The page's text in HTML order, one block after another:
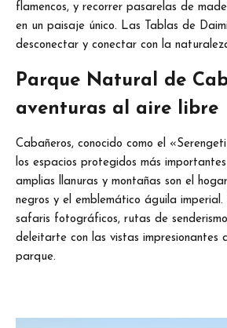
flamencos, y recorrer pasarelas de
en un paisaje único. Las Tablas de
desconectar y conectar con la
Parque Natural de
aventuras al aire libre
Cabañeros, conocido como el
los espacios protegidos más
amplias llanuras y montañas son el
negros y el emblemático águila
safaris fotográficos, rutas de
deleitarte con las vistas impresionantes
parque.